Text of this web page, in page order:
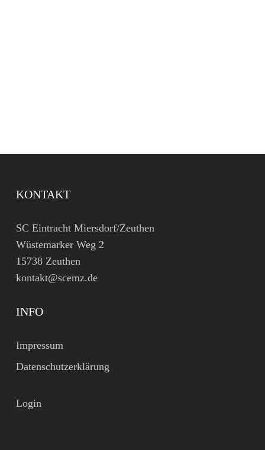
KONTAKT
SC Eintracht Miersdorf/Zeuthen
Wüstemarker Weg 2
15738 Zeuthen
kontakt@scemz.de
INFO
Impressum
Datenschutzerklärung
Login